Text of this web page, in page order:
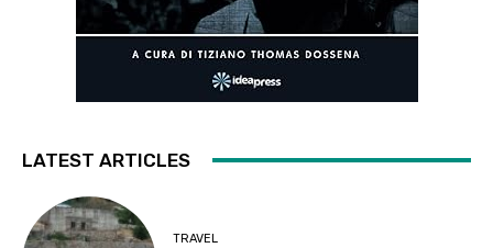
LATEST ARTICLES
TRAVEL